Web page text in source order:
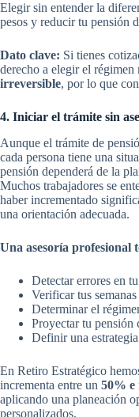
Elegir sin entender la
pesos y reducir tu pensión
Dato clave: Si tienes
derecho a elegir el régimen
irreversible, por lo que
4. Iniciar el trámite sin
Aunque el trámite de
cada persona tiene una
pensión dependerá de la
Muchos trabajadores se
haber incrementado
una orientación adecuada.
Una asesoría profesional
Detectar errores en
Verificar tus
Determinar el
Proyectar tu pensión
Definir una
En Retiro Estratégico
incrementa entre un 50% e
aplicando una planeación
personalizados.